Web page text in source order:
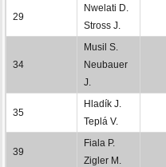
29
Nwelati D.
Stross J.
34
Musil S.
Neubauer
J.
35
Hladík J.
Teplá V.
39
Fiala P.
Zigler M.